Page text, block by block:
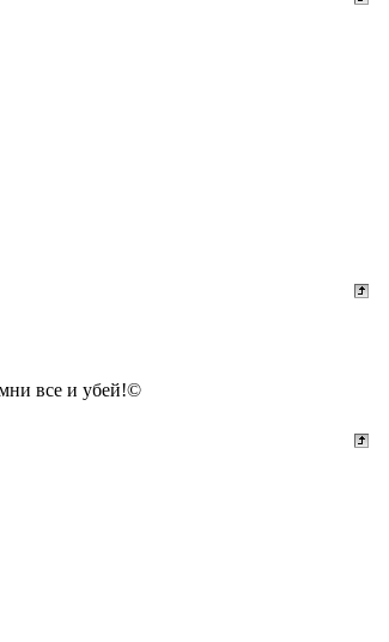
все и убей!©